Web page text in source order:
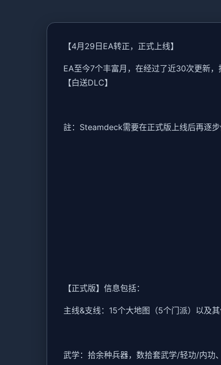
【4月29日EA转正，正式上线】
EA至今7个丰富月，在经过了近30次更新
【白送DLC】
註：Steamdeck需要在正式版上线后再逐
【正式版】信息包括：
主线&支线：15个大地图（5个门派）以及
武学：拾余种兵器，数拾套武学/轻功/内功